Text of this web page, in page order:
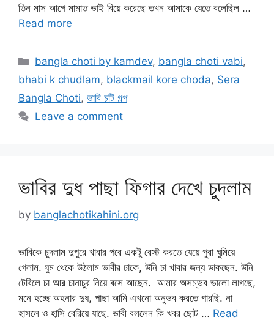
তিন মাস আগে মামাত ভাই বিয়ে করেছে তখন আমাকে যেতে বলেছিল …
Read more
Categories
bangla choti by kamdev, bangla choti vabi,
bhabi k chudlam, blackmail kore choda, Sera
Bangla Choti, ভাবি চটি গল্প
Leave a comment
ভাবির দুধ পাছা ফিগার দেখে চুদলাম
by banglachotikahini.org
ভাবিকে চুদলাম দুপুরে খাবার পরে একটু রেস্ট করতে যেয়ে পুরা ঘুমিয়ে
গেলাম. ঘুম থেকে উঠলাম ভাবীর ঢাকে, উনি চা খাবার জন্য ডাকছেন. উনি
টেবিলে চা আর চানাচুর নিয়ে বসে আছেন. আমার অসম্ভব ভালো লাগছে,
মনে হচ্ছে অহনার দুধ, পাছা আমি এখনো অনুভব করতে পারছি. না
হাসলে ও হাসি বেরিয়ে যাছে. ভাবী বললেন কি খবর ছোট … Read